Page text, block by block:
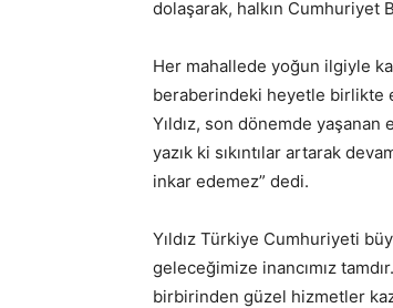
dolaşarak, halkın Cumhuriyet
Her mahallede yoğun ilgiyle
beraberindeki heyetle birlikte
Yıldız, son dönemde
yazık ki sıkıntılar artarak
inkar edemez” dedi.
Yıldız Türkiye Cumhuriyeti
geleceğimize inancımız
birbirinden güzel hizmetler